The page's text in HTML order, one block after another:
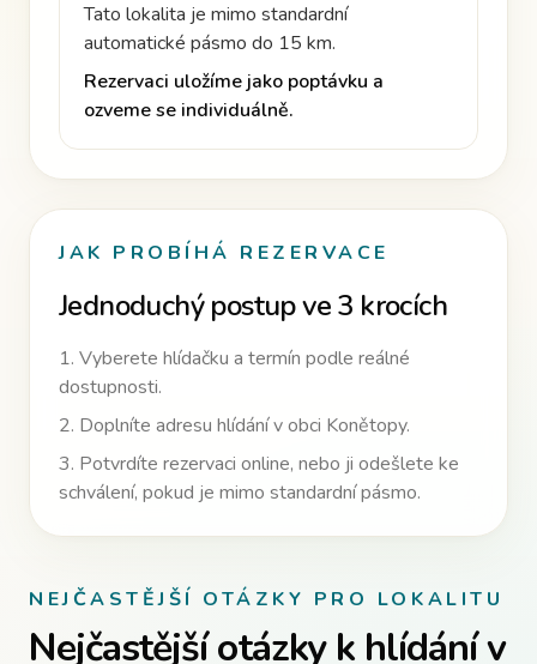
Tato lokalita je mimo standardní
automatické pásmo do 15 km.
Rezervaci uložíme jako poptávku a
ozveme se individuálně.
JAK PROBÍHÁ REZERVACE
Jednoduchý postup ve 3 krocích
1. Vyberete hlídačku a termín podle reálné
dostupnosti.
2. Doplníte adresu hlídání v obci Konětopy.
3. Potvrdíte rezervaci online, nebo ji odešlete ke
schválení, pokud je mimo standardní pásmo.
NEJČASTĚJŠÍ OTÁZKY PRO LOKALITU
Nejčastější otázky k hlídání v